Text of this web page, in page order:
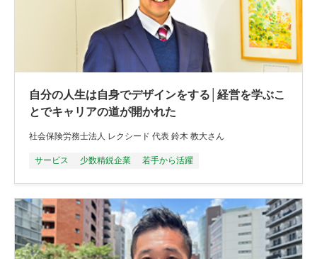
自分の人生は自身でデザインをする│経営を学ぶこ
とでキャリアの道が開かれた
社会保険労務士法人 レクシード 代表 鈴木 教大さん
サービス 少数精鋭企業 若手から活躍